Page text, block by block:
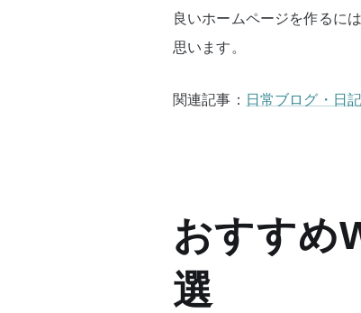
良いホームページを作るに
思います。
関連記事： 日常ブログ・日
おすすめ
選